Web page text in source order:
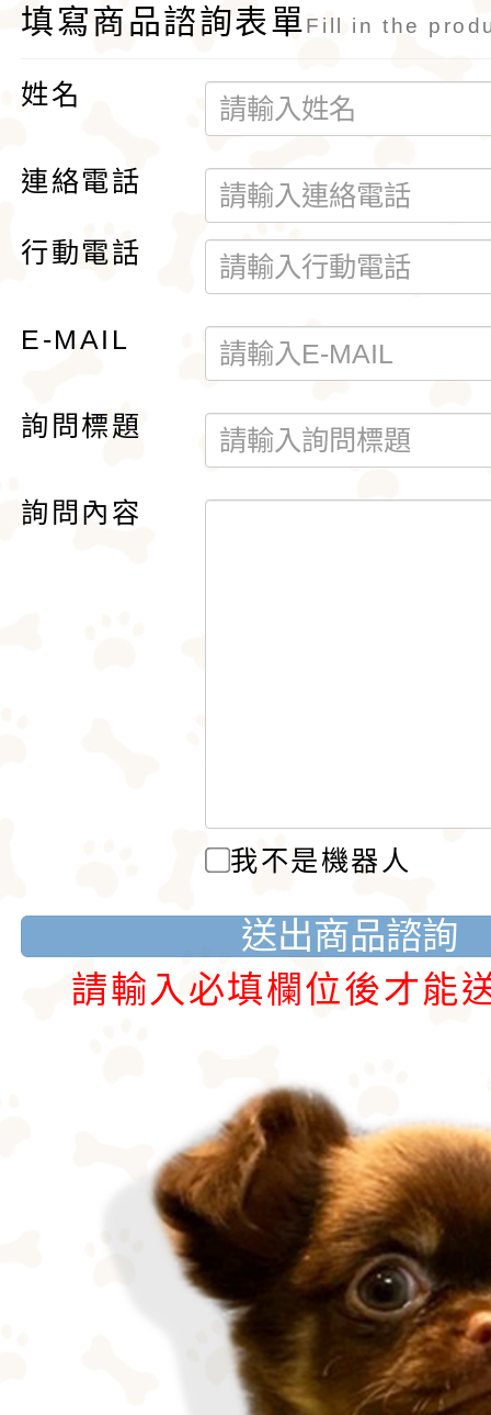
填寫商品諮詢表單Fill in the
姓名
連絡電話
行動電話
E-MAIL
詢問標題
詢問內容
我不是機器人
送出商品諮詢
請輸入必填欄位後才能